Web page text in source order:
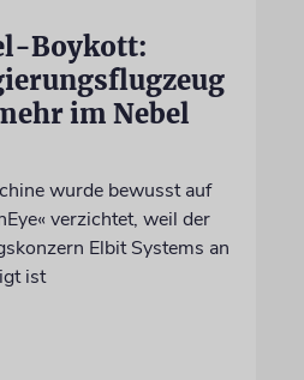
Boykott:
im Nebel
wurde bewusst auf
verzichtet, weil der
Elbit Systems an
ist